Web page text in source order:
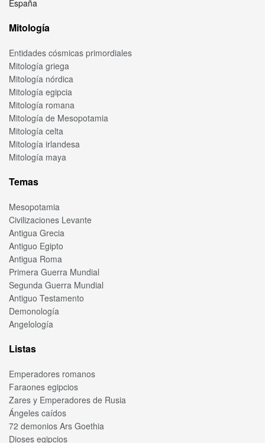
España
Mitología
Entidades cósmicas primordiales
Mitología griega
Mitología nórdica
Mitología egipcia
Mitología romana
Mitología de Mesopotamia
Mitología celta
Mitología irlandesa
Mitología maya
Temas
Mesopotamia
Civilizaciones Levante
Antigua Grecia
Antiguo Egipto
Antigua Roma
Primera Guerra Mundial
Segunda Guerra Mundial
Antiguo Testamento
Demonología
Angelología
Listas
Emperadores romanos
Faraones egipcios
Zares y Emperadores de Rusia
Ángeles caídos
72 demonios Ars Goethia
Dioses egipcios